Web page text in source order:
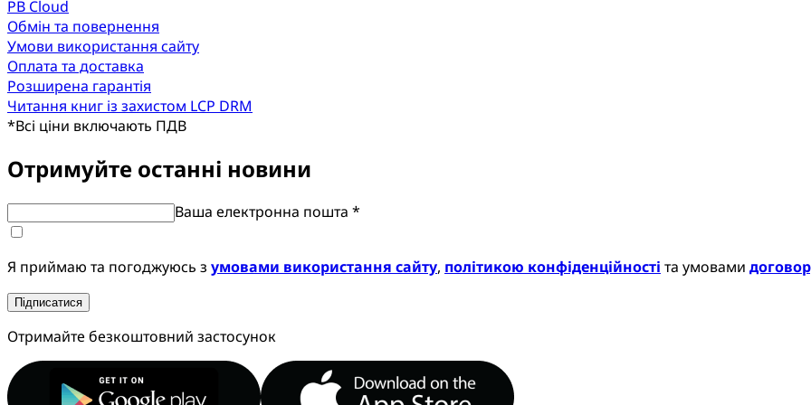
PB Cloud
Обмін та повернення
Умови використання сайту
Оплата та доставка
Розширена гарантія
Читання книг із захистом LCP DRM
*Всі ціни включають ПДВ
Отримуйте останні новини
Ваша електронна пошта *
Я приймаю та погоджуюсь з умовами використання сайту, політикою конфіденційності та умовами
Підписатися
Отримайте безкоштовний застосунок